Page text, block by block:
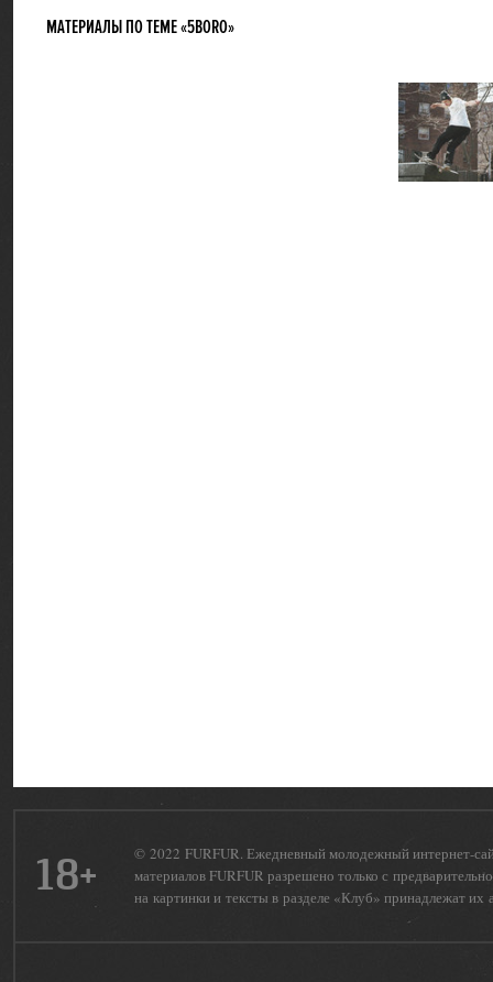
МАТЕРИАЛЫ ПО ТЕМЕ «5BORO »
18+
© 2022 FURFUR. Ежедневный молодежный интернет-
материалов FURFUR разрешено только с
на картинки и тексты в разделе «Клуб» принадлежат их